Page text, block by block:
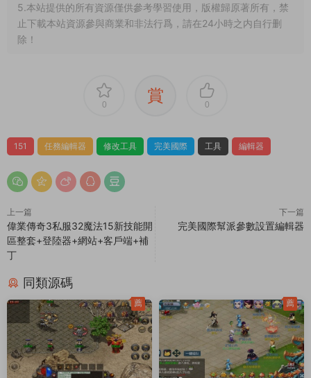
5.本站提供的所有資源僅供參考學習使用，版權歸原著所有，禁
止下載本站資源參與商業和非法行爲，請在24小時之内自行删
除！
0 賞 0
151 任務編輯器 修改工具 完美國際 工具 編輯器
上一篇
偉業傳奇3私服32魔法15新技能開
區整套+登陸器+網站+客戶端+補
丁
下一篇
完美國際幫派參數設置編輯器
同類源碼
薦 薦